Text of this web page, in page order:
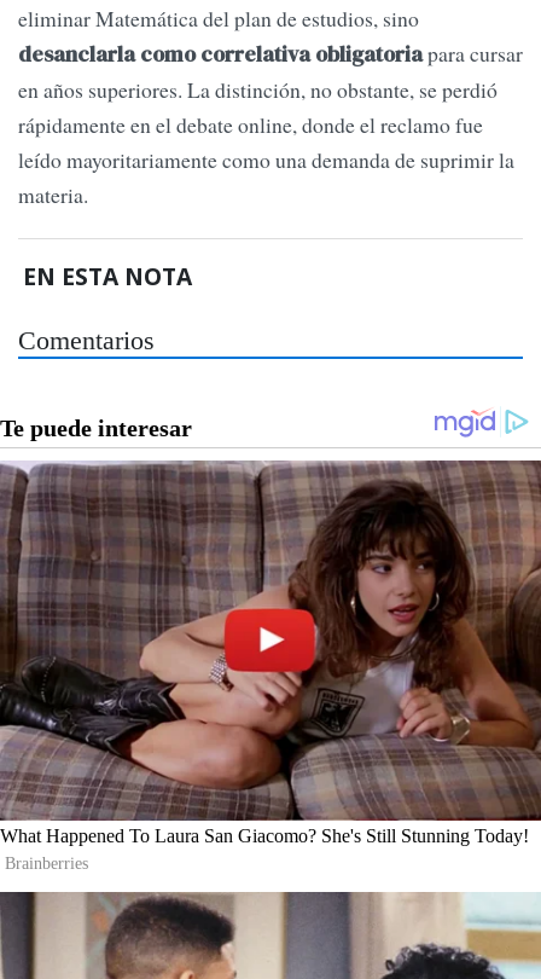
eliminar Matemática del plan de estudios, sino
desanclarla como correlativa obligatoriapara cursar
en años superiores. La distinción, no obstante, se perdió
rápidamente en el debate online, donde el reclamo fue
leído mayoritariamente como una demanda de suprimir la
materia.
EN ESTA NOTA
Comentarios